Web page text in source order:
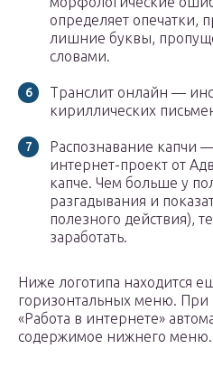
определяет опечатки,
лишние буквы,
словами.
Транслит онлайн —
кириллических
Распознавание капчи
интернет-проект от
капче. Чем больше у
разгадывания и
полезного действия),
заработать.
Ниже логотипа находится
горизонтальных меню. При
«Работа в интернете»
содержимое нижнего меню.